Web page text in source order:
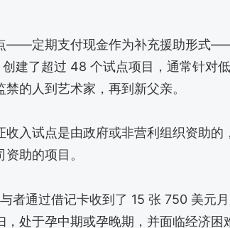
——定期支付现金作为补充援助形式
建了超过 48 个试点项目，通常针对
的人到艺术家，再到新父亲。
收入试点是由政府或非营利组织资助的
助的项目。
者通过借记卡收到了 15 张 750 美元
处于孕中期或孕晚期，并面临经济困